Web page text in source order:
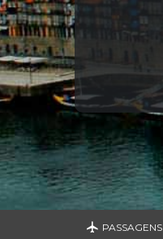
PASSAGENS